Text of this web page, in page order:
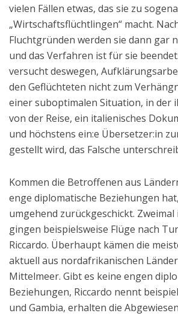
vielen Fällen etwas, das sie zu
„Wirtschaftsflüchtlingen“ macht.
Fluchtgründen werden sie dann gar
und das Verfahren ist für sie
versucht deswegen,
den Geflüchteten nicht zum
einer suboptimalen Situation, in der
von der Reise, ein italienisches
und höchstens ein:e Übersetzer:in
gestellt wird, das Falsche
Kommen die Betroffenen aus
enge diplomatische Beziehungen
umgehend zurückgeschickt. Zweimal
gingen beispielsweise Flüge nach
Riccardo. Überhaupt kämen die
aktuell aus nordafrikanischen
Mittelmeer. Gibt es keine engen
Beziehungen, Riccardo nennt
und Gambia, erhalten die